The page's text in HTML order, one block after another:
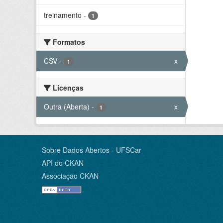
treinamento - 1
Formatos
CSV - 1 x
Licenças
Outra (Aberta) - 1 x
Sobre Dados Abertos - UFSCar
API do CKAN
Associação CKAN